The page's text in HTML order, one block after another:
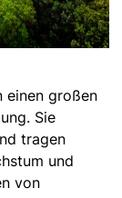
einen großen
Sie
tragen
und
von